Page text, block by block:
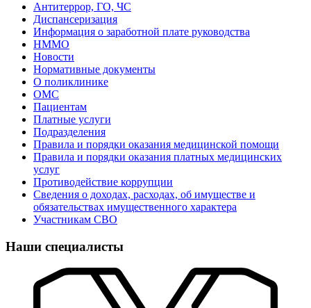
Антитеррор, ГО, ЧС
Диспансеризация
Информация о заработной плате руководства
НММО
Новости
Нормативные документы
О поликлинике
ОМС
Пациентам
Платные услуги
Подразделения
Правила и порядки оказания медицинской помощи
Правила и порядки оказания платных медицинских
услуг
Противодействие коррупции
Сведения о доходах, расходах, об имуществе и
обязательствах имущественного характера
Участникам СВО
Наши специалисты